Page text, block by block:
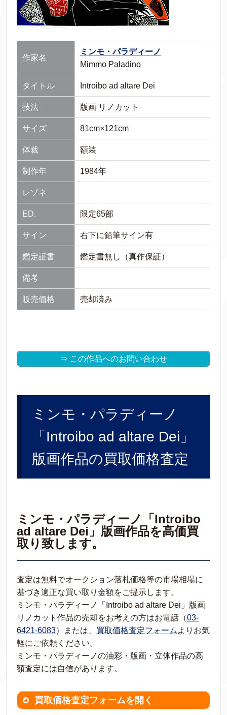
作家名
ミンモ・パラディーノ
Mimmo Paladino
タイトル Introibo ad altare Dei
技法 版画 リノカット
サイズ 81cm×121cm
体裁 額装
制作年 1984年
レゾネ
ED. 限定65部
サイン 右下に鉛筆サイン有
鑑定証書 鑑定書無し（真作保証）
備考
販売価格 売却済み
⇒ この作品へのお問い合わせ
ミンモ・パラディーノ
「Introibo ad altare Dei」
版画作品の買取価格査定
ミンモ・パラディーノ「Introibo
ad altare Dei」版画作品を高価買
取り致します。
査定は無料でオークション落札価格等の市場相場に
基づき適正な買い取り金額をご提示します。
ミンモ・パラディーノ「Introibo ad altare Dei」版画
リノカット作品の売却をお考えの方はお電話（03-
6421-6083）または、 買取価格査定フォーム よりお気
軽にご依頼ください。
ミンモ・パラディーノの油彩・版画・立体作品の高
額査定には自信があります。
買取価格査定フォームを開く